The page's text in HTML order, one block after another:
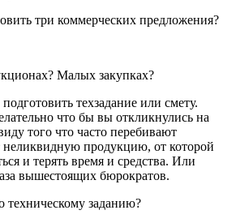
три коммерческих предложения?
Малых закупках?
техзадание или смету.
что бы вы откликнулись на
того что часто перебивают
неликвидную продукцию, от которой
и терять время и средства. Или
вышестоящих бюрократов.
техническому заданию?